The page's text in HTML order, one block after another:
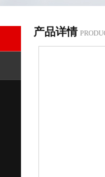
产品详情